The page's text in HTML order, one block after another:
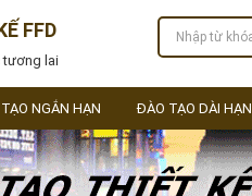
FFD
tương lai
NGẮN HẠN ĐÀO TẠO DÀI HẠN